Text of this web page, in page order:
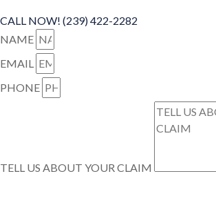
CALL NOW! (239) 422-2282
NAME
EMAIL
PHONE
TELL US ABOUT YOUR CLAIM